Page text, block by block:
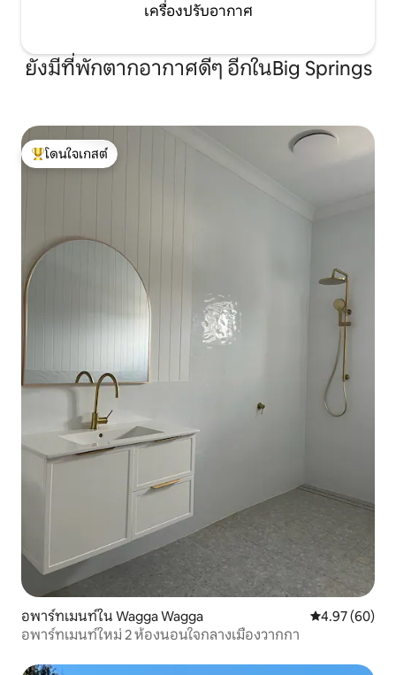
เครื่องปรับอากาศ
ยังมีที่พักตากอากาศดีๆ อีกในBig Springs
โดนใจเกสต์ที่สุด
โดนใจเกสต์
อพาร์ทเมนท์ใน Wagga Wagga คะแนนเฉลี่ย
4.97 (60)
อพาร์ทเมนท์ใหม่ 2 ห้องนอนใจกลางเมืองวากกา